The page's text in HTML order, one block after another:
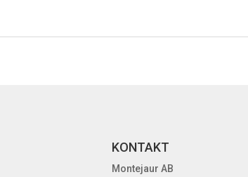
KONTAKT
Montejaur AB